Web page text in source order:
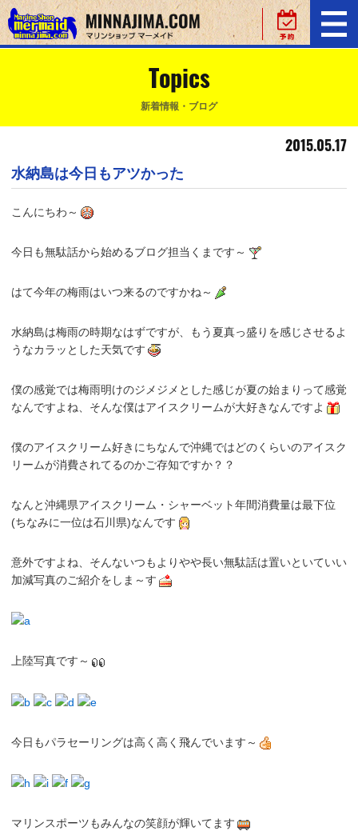
Topics
新着情報・ブログ
2015.05.17
水納島は今日もアツかった
こんにちわ～
今日も無駄話から始めるブログ担当くまです～
はて今年の梅雨はいつ来るのですかね～
水納島は梅雨の時期なはずですが、もう夏真っ盛りを感じさせるよ
うなカラッとした天気です
僕の感覚では梅雨明けのジメジメとした感じが夏の始まりって感覚
なんですよね、そんな僕はアイスクリームが大好きなんですよ
僕のアイスクリーム好きにちなんで沖縄ではどのくらいのアイスク
リームが消費されてるのかご存知ですか？？
なんと沖縄県アイスクリーム・シャーベット年間消費量は最下位
(ちなみに一位は石川県)なんです
意外ですよね、そんないつもよりやや長い無駄話は置いといていい
加減写真のご紹介をしま～す
上陸写真です～
今日もパラセーリングは高く高く飛んでいます～
マリンスポーツもみんなの笑顔が輝いてます